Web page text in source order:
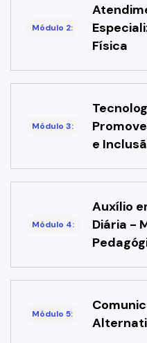
Módulo 2:
Física
Módulo 3:
e
Módulo 4:
Auxílio
Diária -
Módulo 5: